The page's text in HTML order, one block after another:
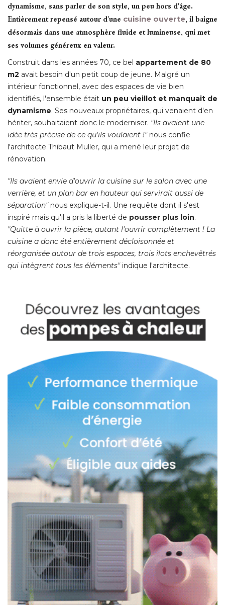
dynamisme, sans parler de son style, un peu hors d'âge.
Entièrement repensé autour d'une cuisine ouverte, il baigne
désormais dans une atmosphère fluide et lumineuse, qui met
ses volumes généreux en valeur.
Construit dans les années 70, ce bel appartement de 80
m2 avait besoin d'un petit coup de jeune. Malgré un
intérieur fonctionnel, avec des espaces de vie bien
identifiés, l'ensemble était un peu vieillot et manquait de
dynamisme. Ses nouveaux propriétaires, qui venaient d'en
hériter, souhaitaient donc le moderniser. "Ils avaient une
idée très précise de ce qu'ils voulaient !"nous confie
l'architecte Thibaut Muller, qui a mené leur projet de
rénovation.
"Ils avaient envie d'ouvrir la cuisine sur le salon avec une
verrière, et un plan bar en hauteur qui servirait aussi de
séparation"nous explique-t-il. Une requête dont il s'est
inspiré mais qu'il a pris la liberté de pousser plus loin.
"Quitte à ouvrir la pièce, autant l'ouvrir complètement ! La
cuisine a donc été entièrement décloisonnée et
réorganisée autour de trois espaces, trois îlots enchevêtrés
qui intègrent tous les éléments" indique l'architecte.